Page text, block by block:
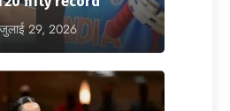
जुलाई 29, 2026